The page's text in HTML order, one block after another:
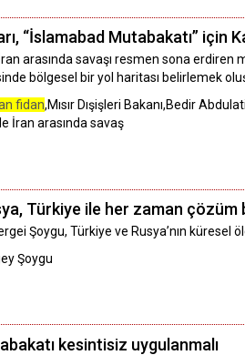
“İslamabad Mutabakatı” için
arasında savaşı resmen sona
bölgesel bir yol haritası belirlemek
fidan,Mısır Dışişleri Bakanı,Bedir
İran arasında savaş
Türkiye ile her zaman çözüm
Şoygu, Türkiye ve Rusya’nın
Şoygu
kesintisiz uygulanmalı